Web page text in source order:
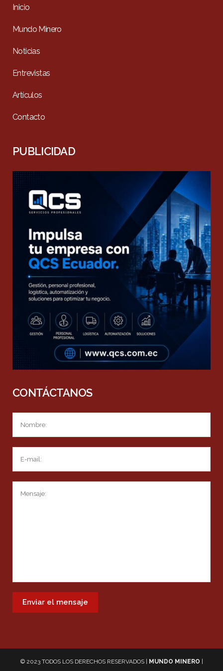
Inicio
Mundo Minero
Noticias
Entrevistas
Artículos
Contacto
PUBLICIDAD
CONTÁCTANOS
© 2023 TODOS LOS DERECHOS RESERVADOS | MUNDO MINERO